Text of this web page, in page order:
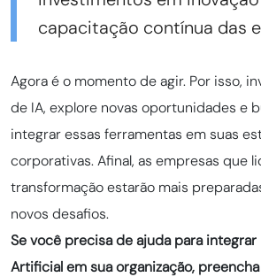
capacitação contínua das
Agora é o momento de agir. Por isso,
de IA, explore novas oportunidades e
integrar essas ferramentas em suas
corporativas. Afinal, as empresas que
transformação estarão mais
novos desafios.
Se você precisa de ajuda para
Artificial em sua organização,